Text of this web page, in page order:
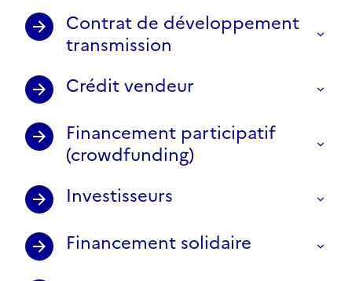
Contrat de développement
transmission
Crédit vendeur
Financement participatif
(crowdfunding)
Investisseurs
Financement solidaire